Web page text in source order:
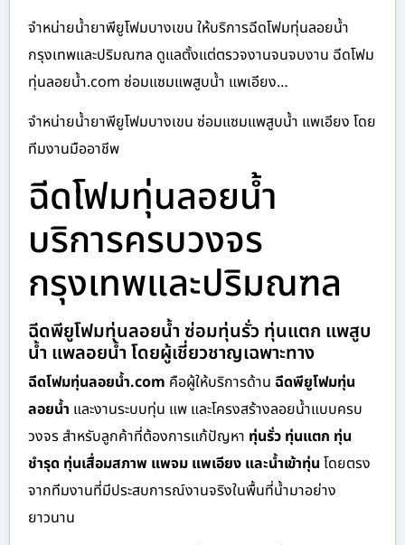
จำหน่ายน้ำยาพียูโฟมบางเขน ให้บริการฉีดโฟมทุ่นลอยน้ำ
กรุงเทพและปริมณฑล ดูแลตั้งแต่ตรวจงานจนจบงาน ฉีดโฟม
ทุ่นลอยน้ำ.com ซ่อมแซมแพสูบน้ำ แพเอียง…
จำหน่ายน้ำยาพียูโฟมบางเขน ซ่อมแซมแพสูบน้ำ แพเอียง โดย
ทีมงานมืออาชีพ
ฉีดโฟมทุ่นลอยน้ำ
บริการครบวงจร
กรุงเทพและปริมณฑล
ฉีดพียูโฟมทุ่นลอยน้ำ ซ่อมทุ่นรั่ว ทุ่นแตก แพสูบ
น้ำ แพลอยน้ำ โดยผู้เชี่ยวชาญเฉพาะทาง
ฉีดโฟมทุ่นลอยน้ำ.com คือผู้ให้บริการด้าน ฉีดพียูโฟมทุ่น
ลอยน้ำ และงานระบบทุ่น แพ และโครงสร้างลอยน้ำแบบครบ
วงจร สำหรับลูกค้าที่ต้องการแก้ปัญหา ทุ่นรั่ว ทุ่นแตก ทุ่น
ชำรุด ทุ่นเสื่อมสภาพ แพจม แพเอียง และน้ำเข้าทุ่น โดยตรง
จากทีมงานที่มีประสบการณ์งานจริงในพื้นที่น้ำมาอย่าง
ยาวนาน